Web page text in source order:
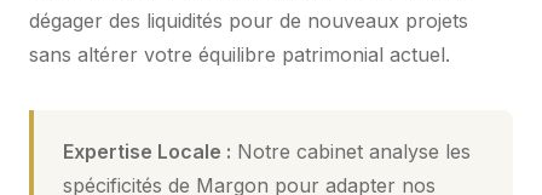
dégager des liquidités pour de nouveaux projets
sans altérer votre équilibre patrimonial actuel.
Expertise Locale : Notre cabinet analyse les
spécificités de Margon pour adapter nos